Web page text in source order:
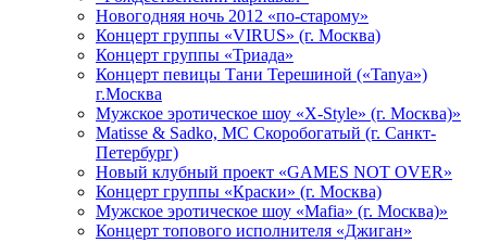
Новогодняя ночь 2012 «по-старому»
Концерт группы «VIRUS» (г. Москва)
Концерт группы «Триада»
Концерт певицы Тани Терешиной («Tanya»)
г.Москва
Мужское эротическое шоу «X-Style» (г. Москва)»
Matissе & Sadko, MC Скоробогатый (г. Санкт-
Петербург)
Новый клубный проект «GAMES NOT OVER»
Концерт группы «Краски» (г. Москва)
Мужское эротическое шоу «Mafia» (г. Москва)»
Концерт топового исполнителя «Джиган»